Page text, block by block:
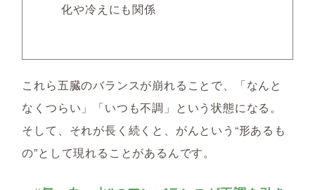
化や冷えにも関係
これら五臓のバランスが崩れることで、「なんと
なくつらい」「いつも不調」という状態になる。
そして、それが長く続くと、がんという“形あるも
の”として現れることがあるんです。